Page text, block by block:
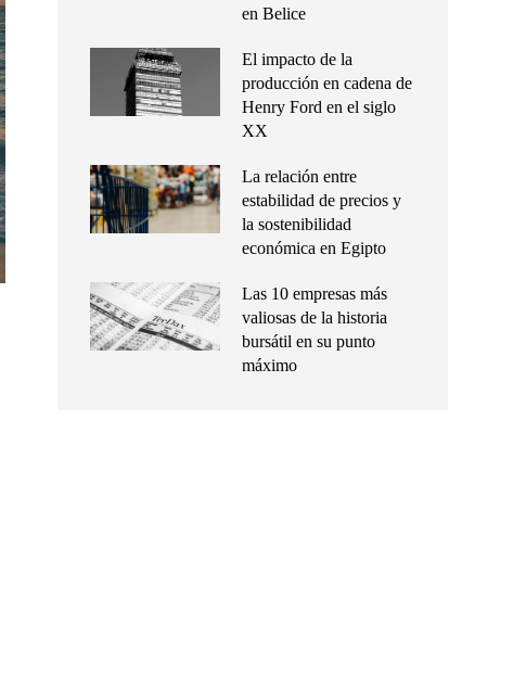
en Belice
El impacto de la
producción en cadena de
Henry Ford en el siglo
XX
La relación entre
estabilidad de precios y
la sostenibilidad
económica en Egipto
Las 10 empresas más
valiosas de la historia
bursátil en su punto
máximo